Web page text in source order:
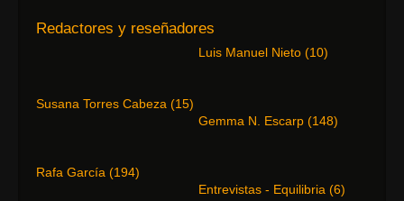
Redactores y reseñadores
Luis Manuel Nieto (10)
Susana Torres Cabeza (15)
Gemma N. Escarp (148)
Rafa García (194)
Entrevistas - Equilibria (6)